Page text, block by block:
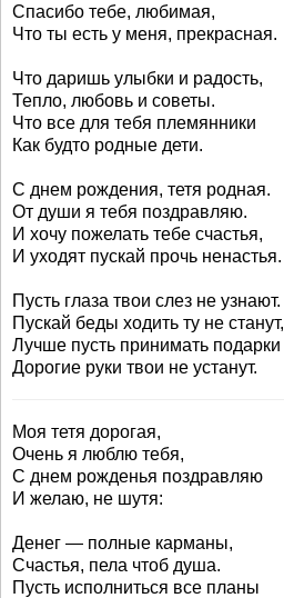
Спасибо тебе, любимая,
Что ты есть у меня, прекрасная.
Что даришь улыбки и радость,
Тепло, любовь и советы.
Что все для тебя племянники
Как будто родные дети.
С днем рождения, тетя родная.
От души я тебя поздравляю.
И хочу пожелать тебе счастья,
И уходят пускай прочь ненастья.
Пусть глаза твои слез не узнают.
Пускай беды ходить ту не станут,
Лучше пусть принимать подарки
Дорогие руки твои не устанут.
Моя тетя дорогая,
Очень я люблю тебя,
С днем рожденья поздравляю
И желаю, не шутя:
Денег — полные карманы,
Счастья, пела чтоб душа.
Пусть исполниться все планы